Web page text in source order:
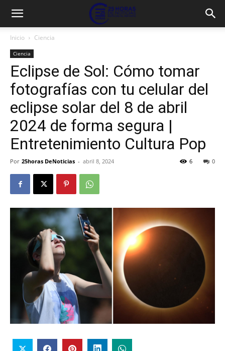
Inicio Ciencia
Ciencia
Eclipse de Sol: Cómo tomar
fotografías con tu celular del
eclipse solar del 8 de abril
2024 de forma segura |
Entretenimiento Cultura Pop
Por 25horas DeNoticias - abril 8, 2024 0
6